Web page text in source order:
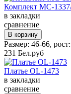
Комплект MC-
в закладки
сравнение
Размер: 46-66,
231 Бел.руб
Платье OL-1473
в закладки
сравнение